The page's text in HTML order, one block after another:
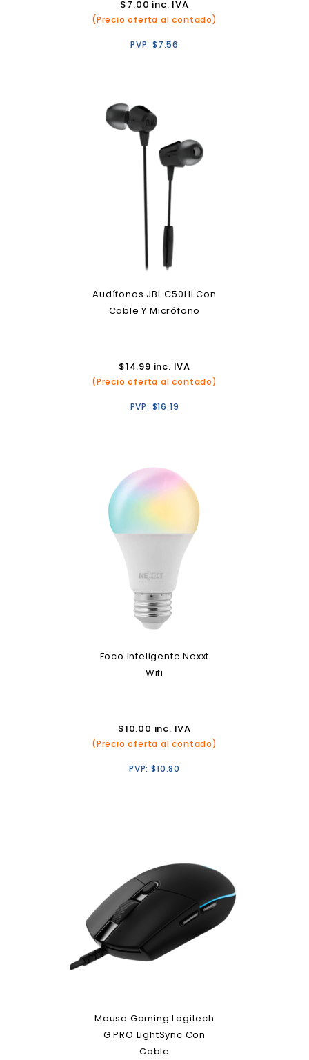
$7.00 inc. IVA
(Precio oferta al contado)
PVP: $7.56
Audífonos JBL C50HI Con
Cable Y Micrófono
$14.99 inc. IVA
(Precio oferta al contado)
PVP: $16.19
Foco Inteligente Nexxt
Wifi
$10.00 inc. IVA
(Precio oferta al contado)
PVP:$10.80
Mouse Gaming Logitech
G PRO LightSync Con
Cable